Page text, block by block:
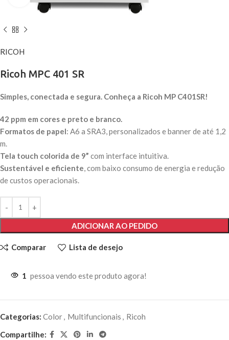
RICOH
Ricoh MPC 401 SR
Simples, conectada e segura. Conheça a Ricoh MP C401SR!
42 ppm em cores e preto e branco.
Formatos de papel: A6 a SRA3, personalizados e banner de até 1,2
m.
Tela touch colorida de 9” com interface intuitiva.
Sustentável e eficiente, com baixo consumo de energia e redução
de custos operacionais.
ADICIONAR AO PEDIDO
Comparar Lista de desejo
1 pessoa vendo este produto agora!
Categorias: Color, Multifuncionais , Ricoh
Compartilhe: